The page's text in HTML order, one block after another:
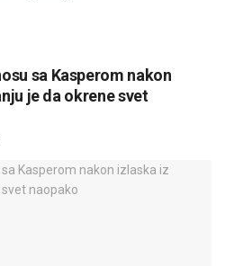
sa Kasperom nakon
je da okrene svet